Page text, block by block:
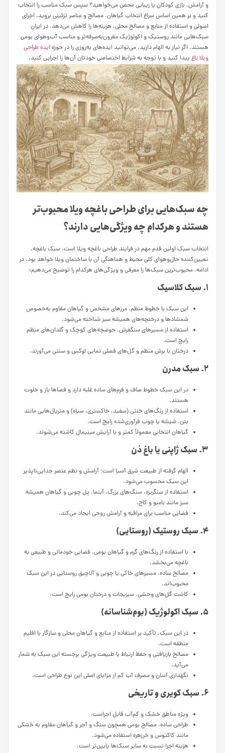
و آرامش، بازی کودکان یا زیبایی محض می‌خواهید؟ سپس سبک مناسب را انتخاب
کنید و بر همین اساس سراغ انتخاب گیاهان، مصالح و عناصر تزئینی بروید. اجرای
اصولی و استفاده از منابع و مصالح محلی، هزینه‌ها را کاهش می‌دهد. در ایران
سبک‌هایی مانند روستیک و اکولوژیک مقرون‌به‌صرفه‌تر و مناسب آب‌وهوای بومی
هستند. اگر نیاز به الهام دارید، می‌توانید ایده‌های به‌روزی را در حوزهایده طراحی
ویلا باغ پیدا کنید و با توجه به شرایط اختصاصی خودتان آن‌ها را اجرایی کنید.
چه سبک‌هایی برای طراحی باغچه ویلا محبوب‌تر
هستند و هرکدام چه ویژگی‌هایی دارند؟
انتخاب سبک اولین قدم مهم در فرایند طراحی باغچه ویلا است. سبک باغچه،
تعیین‌کننده حال‌وهوای کلی محیط و هماهنگی آن با ساختمان ویلا خواهد بود. در
ادامه، محبوب‌ترین سبک‌ها را معرفی و ویژگی‌های هرکدام را توضیح می‌دهیم:
۱. سبک کلاسیک
این سبک با خطوط منظم، مرزهای مشخص و گیاهان مقاوم به‌خصوص
شمشادها و درختچه‌های همیشه سبز شناخته می‌شود.
استفاده از مسیرهای سنگفرش، حوضچه‌های کوچک و گلدان‌های منظم
رایج است.
درختان با برش منظم و گل‌های فصلی نمایی لوکس و سنتی می‌آورند.
۲. سبک مدرن
در این سبک خطوط صاف و فرم‌های ساده غلبه دارد و فضاها باز و خلوت
هستند.
استفاده از رنگ‌های خنثی (سفید، خاکستری، سیاه) و متریال‌هایی مانند
بتن، شیشه یا چوب فرآوری‌شده رایج است.
گیاهان انتخابی معمولاً کمتر و با آرایش مینیمال کاشته می‌شوند.
۳. سبک ژاپنی یا باغ ذن
الهام گرفته از طبیعت شرق آسیا است؛ آرامش و نظم عنصر جدایی‌ناپذیر
این سبک محسوب می‌شود.
استفاده از سنگریزه، سنگ‌های بزرگ، آبنما، پل چوبی و گیاهان همیشه
سبز مانند بامبو و کاج.
فضایی مناسب برای مراقبه و آرامش روحی ایجاد می‌کند.
۴. سبک روستیک (روستایی)
با استفاده از رنگ‌های گرم و گیاهان بومی، فضایی خودمانی و طبیعی به
باغچه می‌بخشد.
مصالح ساده، مسیرهای خاکی یا چوبی و آلاچیق روستایی در این سبک
محبوب‌اند.
کاشت گل‌های وحشی، سبزیجات و درختان بومی رایج است.
۵. سبک اکولوژیک (بوم‌شناسانه)
در این سبک، تأکید بر استفاده از منابع و گیاهان محلی و سازگار با اقلیم
منطقه است.
مصالح بازیافتی و حفظ ارتباط با طبیعت ویژگی برجسته این سبک به شمار
می‌آید.
نگهداری آسان و مصرف آب کم از مزایای اصلی این نوع طراحی است.
۶. سبک کویری و تاریخی
ویژه مناطق خشک و کم‌آب قابل اجراست.
طراحی ساده، مصالح بومی همچون سنگ و آجر و گیاهان مقاوم به خشکی
مانند کاکتوس و خرزهره استفاده می‌شود.
هزینه اجرا نسبت به سایر سبک‌ها پایین‌تر است.